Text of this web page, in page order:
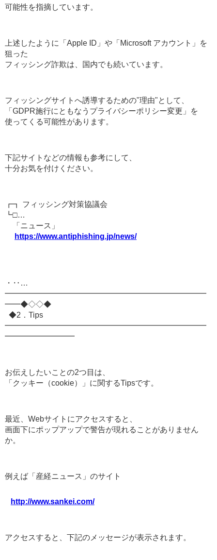
可能性を指摘しています。
上述したように「Apple ID」や「Microsoft アカウント」を
狙った
フィッシング詐欺は、国内でも続いています。
フィッシングサイトへ誘導するための"理由"として、
「GDPR施行にともなうプライバシーポリシー変更」を
使ってくる可能性があります。
下記サイトなどの情報も参考にして、
十分お気を付けください。
┏┓ フィッシング対策協議会
┗□…
「ニュース」
https://www.antiphishing.jp/news/
・‥…
━━━━━━━━━━━━━━━━━━━━━━━━━━
━━◆◇◇◆
◆2．Tips
━━━━━━━━━━━━━━━━━━━━━━━━━━
━━━━━━━━━
お伝えしたいことの2つ目は、
「クッキー（cookie）」に関するTipsです。
最近、Webサイトにアクセスすると、
画面下にポップアップで警告が現れることがありません
か。
例えば「産経ニュース」のサイト
http://www.sankei.com/
アクセスすると、下記のメッセージが表示されます。